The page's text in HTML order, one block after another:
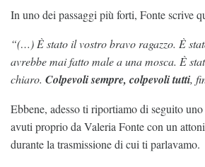
In uno dei passaggi più forti, Fonte scrive
“(…) È stato il vostro bravo ragazzo. È
avrebbe mai fatto male a una mosca. È
chiaro. Colpevoli sempre, colpevoli tutti,
Ebbene, adesso ti riportiamo di seguito
avuti proprio da Valeria Fonte con un
durante la trasmissione di cui ti parlavamo.